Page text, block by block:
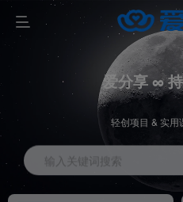
爱分享 ∞
轻创项目 & 实用
输入关键词搜索